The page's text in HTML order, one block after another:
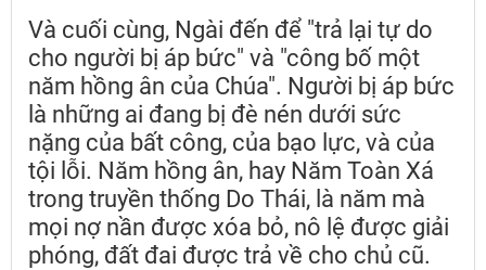
Và cuối cùng, Ngài đến để "trả lại tự do
cho người bị áp bức" và "công bố một
năm hồng ân của Chúa". Người bị áp bức
là những ai đang bị đè nén dưới sức
nặng của bất công, của bạo lực, và của
tội lỗi. Năm hồng ân, hay Năm Toàn Xá
trong truyền thống Do Thái, là năm mà
mọi nợ nần được xóa bỏ, nô lệ được giải
phóng, đất đai được trả về cho chủ cũ.